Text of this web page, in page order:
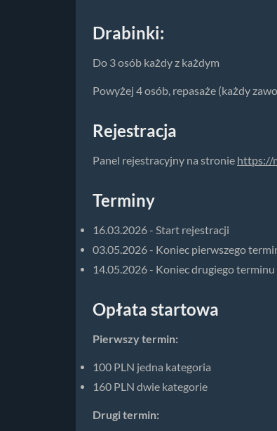
Drabinki:
Do 3 osób każdy z każdym
Powyżej 4 osób, repasaże (każdy
Rejestracja
Panel rejestracyjny na stronie https://
Terminy
16.03.2026 - Start rejestracji
03.05.2026 - Koniec pierwszego
14.05.2026 - Koniec drugiego
Opłata startowa
Pierwszy termin:
100 PLN jedna kategoria
160 PLN dwie kategorie
Drugi termin: